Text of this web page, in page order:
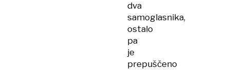
dva
samoglasnika,
ostalo
pa
je
prepuščeno